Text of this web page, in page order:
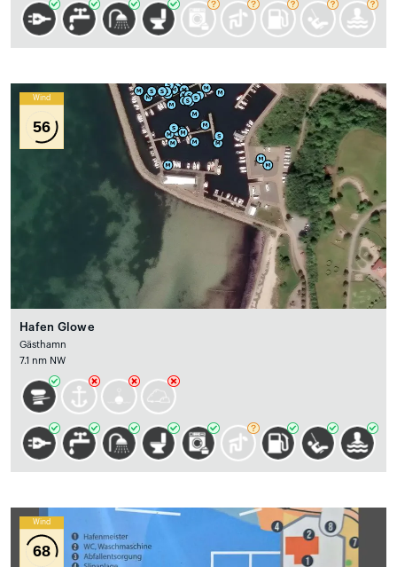
Wind
56
Hafen Glowe
Gästhamn
7.1 nm NW
Wind
68